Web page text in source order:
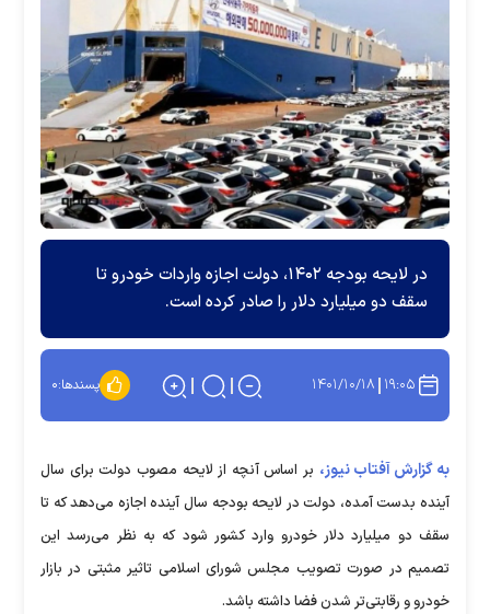
در لایحه بودجه ۱۴۰۲، دولت اجازه واردات خودرو تا
سقف دو میلیارد دلار را صادر کرده است.
۱۹:۰۵ ۱۴۰۱/۱۰/۱۸ پسندها:۰
به گزارش آفتاب نیوز، بر اساس آنچه از لایحه مصوب دولت برای سال
آینده بدست آمده، دولت در لایحه بودجه سال آینده اجازه می‌دهد که تا
سقف دو میلیارد دلار خودرو وارد کشور شود که به نظر می‌رسد این
تصمیم در صورت تصویب مجلس شورای اسلامی تاثیر مثبتی در بازار
خودرو و رقابتی‌تر شدن فضا داشته باشد.